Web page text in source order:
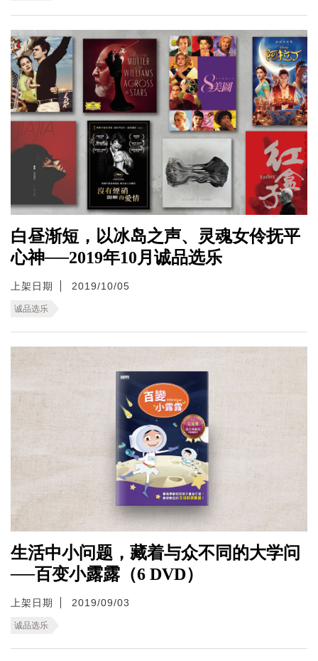
白昼渐短，以冰岛之声、灵魂女伶抚平
心神──2019年10月诚品选乐
上架日期 2019/10/05
诚品选乐
生活中小问题，藏着与众不同的大学问
──百变小露露（6 DVD）
上架日期 2019/09/03
诚品选乐